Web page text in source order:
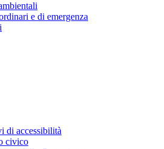
e di emergenza
di accessibilità
civico